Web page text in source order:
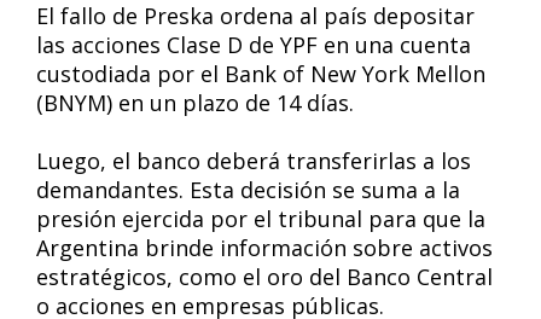
El fallo de Preska ordena al país depositar
las acciones Clase D de YPF en una cuenta
custodiada por el Bank of New York Mellon
(BNYM) en un plazo de 14 días.
Luego, el banco deberá transferirlas a los
demandantes. Esta decisión se suma a la
presión ejercida por el tribunal para que la
Argentina brinde información sobre activos
estratégicos, como el oro del Banco Central
o acciones en empresas públicas.